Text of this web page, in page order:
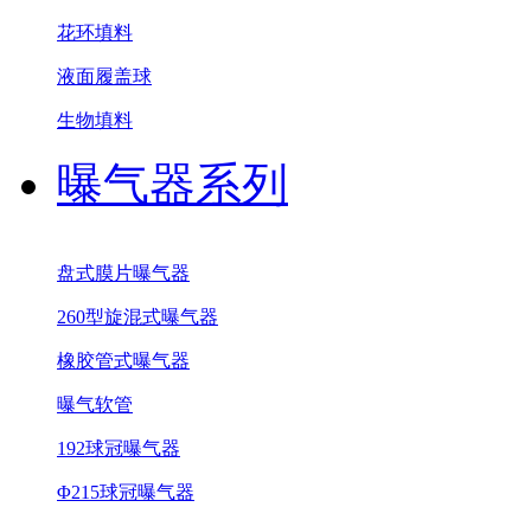
花环填料
液面履盖球
生物填料
曝气器系列
盘式膜片曝气器
260型旋混式曝气器
橡胶管式曝气器
曝气软管
192球冠曝气器
Φ215球冠曝气器